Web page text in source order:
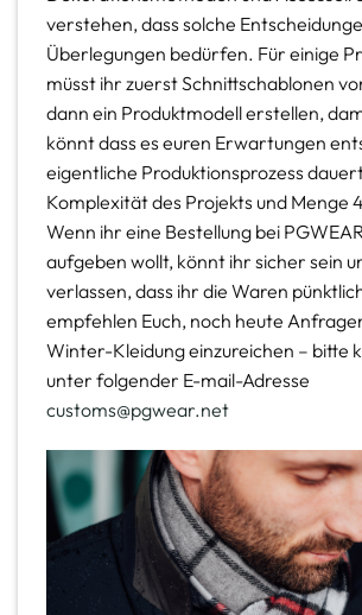
verstehen, dass solche
Überlegungen bedürfen. Für einige
müsst ihr zuerst Schnittschablonen
dann ein Produktmodell erstellen,
könnt dass es euren Erwartungen
eigentliche Produktionsprozess
Komplexität des Projekts und Menge
Wenn ihr eine Bestellung bei
aufgeben wollt, könnt ihr sicher sein
verlassen, dass ihr die Waren
empfehlen Euch, noch heute
Winter-Kleidung einzureichen – bitte
unter folgender E-mail-Adresse
customs@pgwear.net